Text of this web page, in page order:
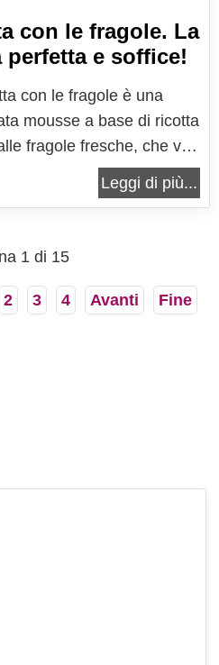
con le fragole. La
perfetta e soffice!
con le fragole è una
mousse a base di ricotta
fragole fresche, che vi
in pochissimo tempo un
invitante! Consiglio
di cheesecake:...
Leggi di più...
1 di 15
2 3 4 Avanti Fine